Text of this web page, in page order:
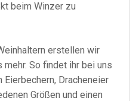
beim Winzer zu
erstellen wir
So findet ihr bei uns
Dracheneier
Größen und einen